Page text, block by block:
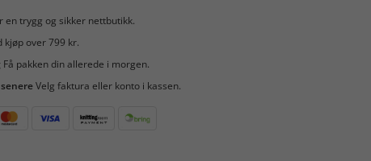
en trygg og sikker nettbutikk.
kjøp over 799 kr.
Få pakken din allerede i morgen.
Velg faktura eller konto i kassen.